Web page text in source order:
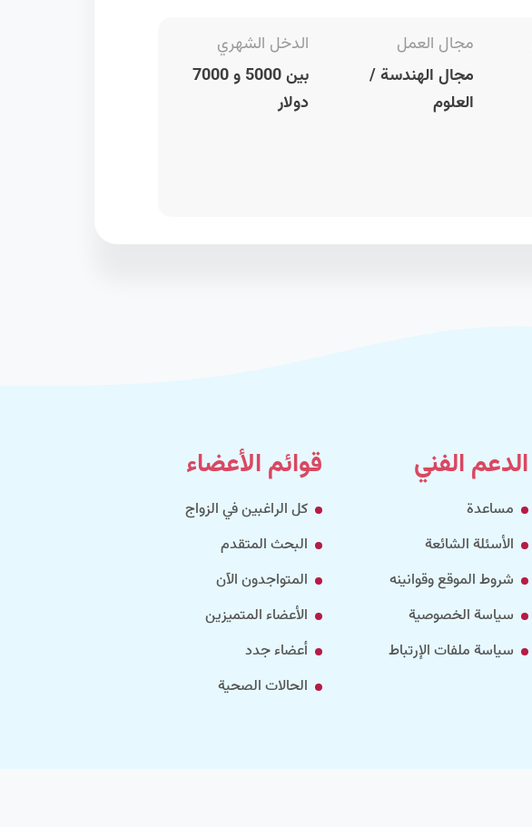
مجال العمل
مجال الهندسة /
العلوم
الدخل الشهري
بين 5000 و 7000
دولار
الدعم الفني
مساعدة
الأسئلة الشائعة
شروط الموقع وقوانينه
سياسة الخصوصية
سياسة ملفات الإرتباط
قوائم الأعضاء
كل الراغبين في الزواج
البحث المتقدم
المتواجدون الآن
الأعضاء المتميزين
أعضاء جدد
الحالات الصحية